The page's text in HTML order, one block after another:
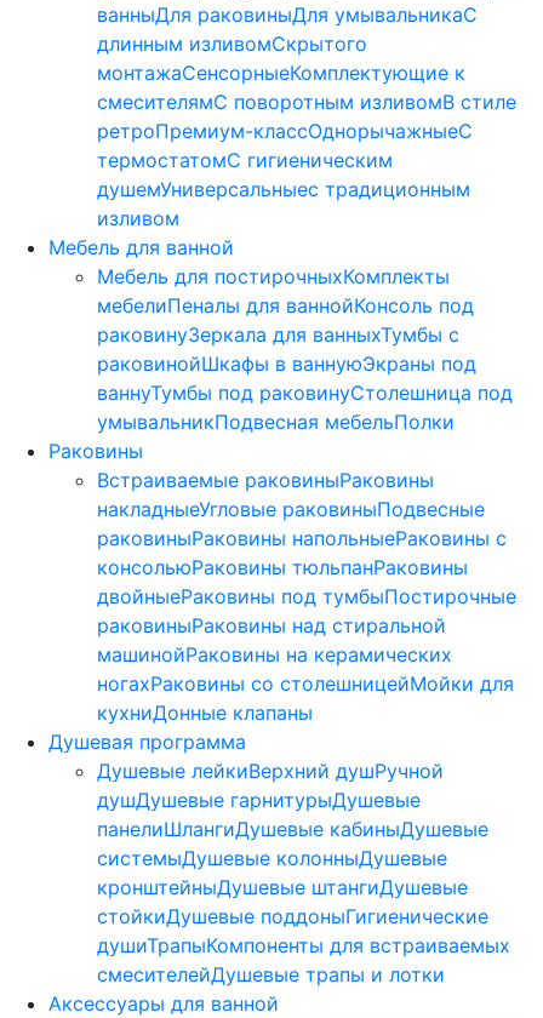
ванныДля раковиныДля умывальникаС
длинным изливомСкрытого
монтажаСенсорныеКомплектующие к
смесителямС поворотным изливомВ стиле
ретроПремиум-классОднорычажныеС
термостатомС гигиеническим
душемУниверсальныес традиционным
изливом
Мебель для ванной
Мебель для постирочныхКомплекты
мебелиПеналы для ваннойКонсоль под
раковинуЗеркала для ванныхТумбы с
раковинойШкафы в ваннуюЭкраны под
ваннуТумбы под раковинуСтолешница под
умывальникПодвесная мебельПолки
Раковины
Встраиваемые раковиныРаковины
накладныеУгловые раковиныПодвесные
раковиныРаковины напольныеРаковины с
консольюРаковины тюльпанРаковины
двойныеРаковины под тумбыПостирочные
раковиныРаковины над стиральной
машинойРаковины на керамических
ногахРаковины со столешницейМойки для
кухниДонные клапаны
Душевая программа
Душевые лейкиВерхний душРучной
душДушевые гарнитурыДушевые
панелиШлангиДушевые кабиныДушевые
системыДушевые колонныДушевые
кронштейныДушевые штангиДушевые
стойкиДушевые поддоныГигиенические
душиТрапыКомпоненты для встраиваемых
смесителейДушевые трапы и лотки
Аксессуары для ванной